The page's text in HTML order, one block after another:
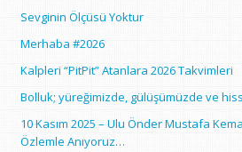
Sevginin Ölçüsü Yoktur
Merhaba #2026
Kalpleri “PitPit” Atanlara 2026 Takvimleri
Bolluk; yüreğimizde, gülüşümüzde ve
10 Kasım 2025 – Ulu Önder Mustafa
Özlemle Anıyoruz…